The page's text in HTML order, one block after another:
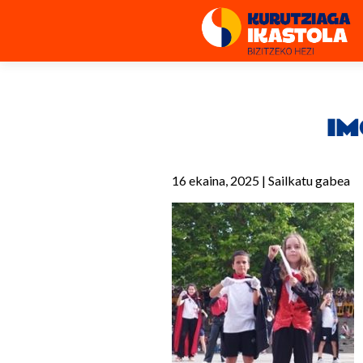
16 ekaina, 2025 | Sailkatu gabea